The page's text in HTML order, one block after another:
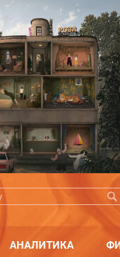
АНАЛИТИКА